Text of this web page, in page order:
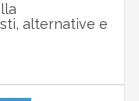
alternative e